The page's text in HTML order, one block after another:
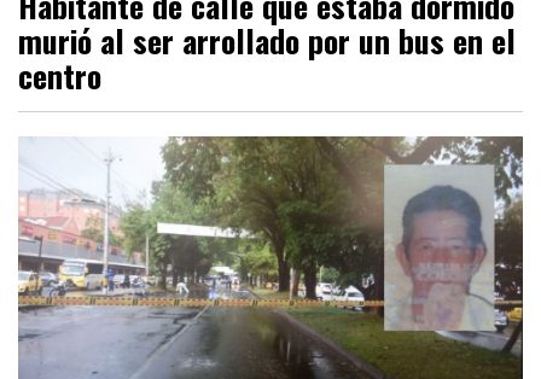
murió al ser arrollado por un bus en el
centro